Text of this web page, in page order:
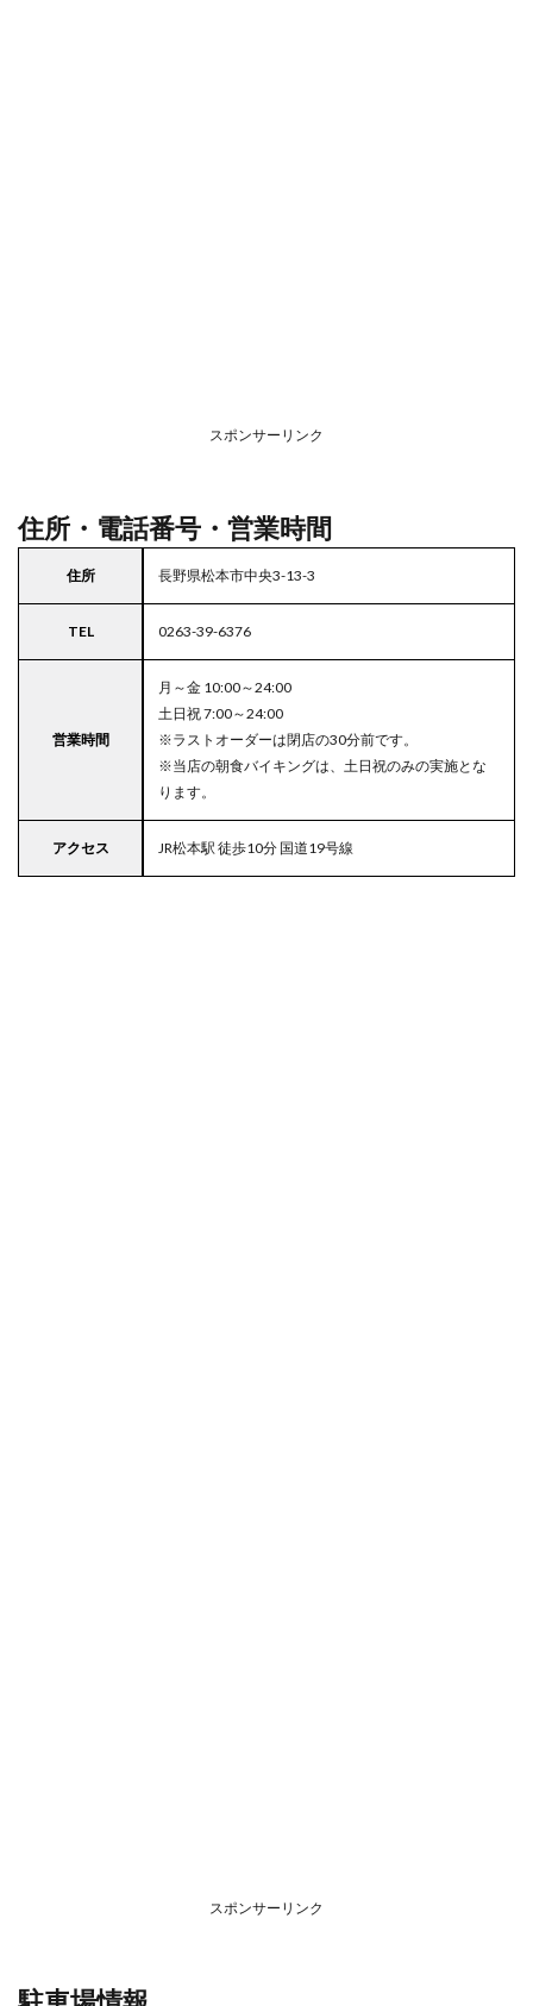
ココ
ス
スポンサーリンク
住所・電話番号・営業時間
住所 長野県松本市中央3-13-3
TEL 0263-39-6376
営業時間
月～金 10:00～24:00
土日祝 7:00～24:00
※ラストオーダーは閉店の30分前です。
※当店の朝食バイキングは、土日祝のみの実施とな
ります。
アクセス JR松本駅 徒歩10分 国道19号線
スポンサーリンク